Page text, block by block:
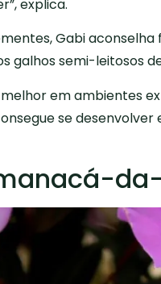
explica.
Gabi
galhos semi-leitosos
em ambientes
se